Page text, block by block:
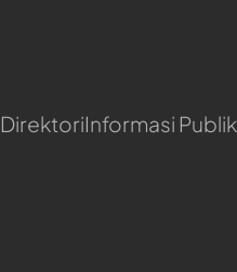
DirektoriInformasi Publik